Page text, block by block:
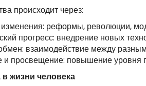
происходит через:
реформы, революции,
прогресс: внедрение новых
взаимодействие между
и просвещение: повышение уровня
жизни человека